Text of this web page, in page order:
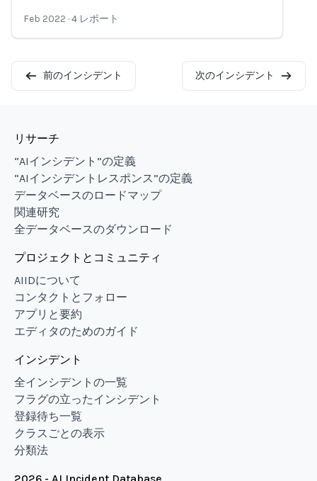
Feb 2022 ·4 レポート
前のインシデント 次のインシデント
リサーチ
“AIインシデント”の定義
“AIインシデントレスポンス”の定義
データベースのロードマップ
関連研究
全データベースのダウンロード
プロジェクトとコミュニティ
AIIDについて
コンタクトとフォロー
アプリと要約
エディタのためのガイド
インシデント
全インシデントの一覧
フラグの立ったインシデント
登録待ち一覧
クラスごとの表示
分類法